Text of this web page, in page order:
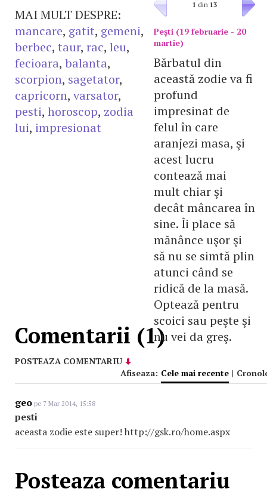
1 din 13
Peşti (19 februarie - 20
martie)
Bărbatul din
această zodie va fi
profund
impresinat de
felul în care
aranjezi masa, şi
acest lucru
contează mai
mult chiar şi
decât mâncarea în
sine. Îi place să
mănânce uşor şi
să nu se simtă plin
atunci când se
ridică de la masă.
Optează pentru
scoici sau peşte şi
nu vei da greş.
MAI MULT DESPRE:
mancare, gatit, gemeni,
berbec, taur, rac, leu,
fecioara, balanta,
scorpion, sagetator,
capricorn, varsator,
pesti, horoscop, zodia
lui, impresionat
Comentarii (1)
POSTEAZA COMENTARIU
Afiseaza: Cele mai recente |
geo pe 7 Mar 2014, 15:58
pesti
aceasta zodie este super! http://gsk.ro/home.aspx
Posteaza comentariu